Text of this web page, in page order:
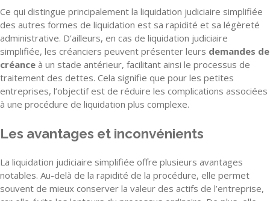
Ce qui distingue principalement la liquidation judiciaire simplifiée
des autres formes de liquidation est sa rapidité et sa légèreté
administrative. D’ailleurs, en cas de liquidation judiciaire
simplifiée, les créanciers peuvent présenter leurs demandes de
créance à un stade antérieur, facilitant ainsi le processus de
traitement des dettes. Cela signifie que pour les petites
entreprises, l’objectif est de réduire les complications associées
à une procédure de liquidation plus complexe.
Les avantages et inconvénients
La liquidation judiciaire simplifiée offre plusieurs avantages
notables. Au-delà de la rapidité de la procédure, elle permet
souvent de mieux conserver la valeur des actifs de l’entreprise,